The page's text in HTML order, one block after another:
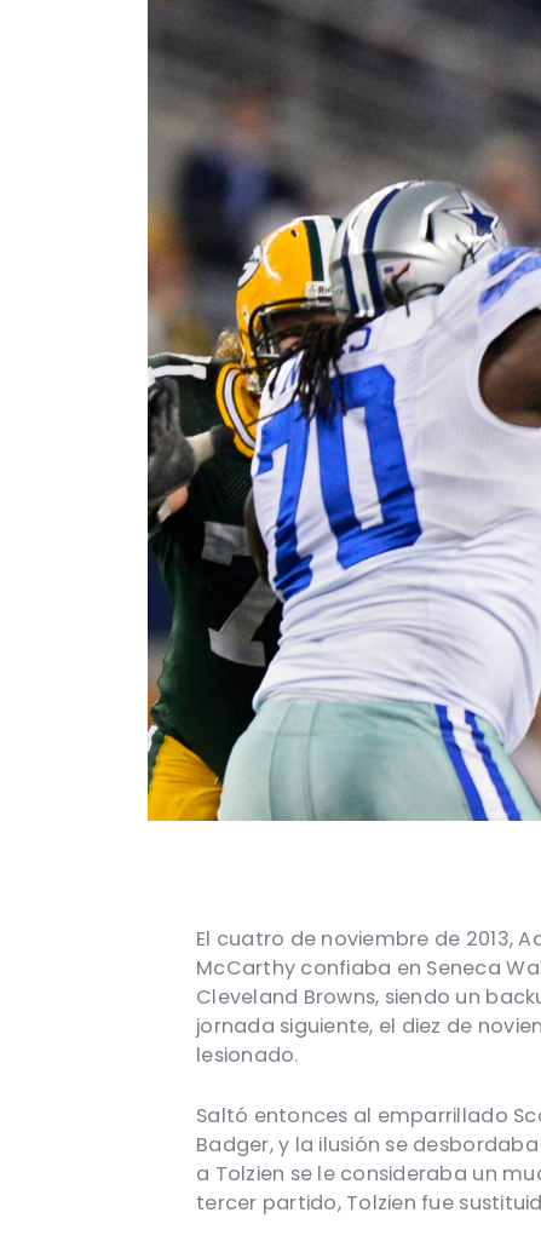
El cuatro de noviembre de 2013,
McCarthy confiaba en Seneca
Cleveland Browns, siendo un
jornada siguiente, el diez de
lesionado.
Saltó entonces al emparrillado
Badger, y la ilusión se
a Tolzien se le consideraba un
tercer partido, Tolzien fue